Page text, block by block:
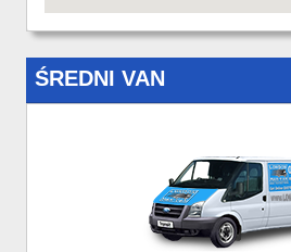
ŚREDNI VAN